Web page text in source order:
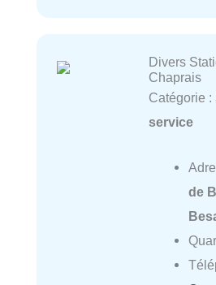
Divers
Chaprais
Catégorie :
service
de